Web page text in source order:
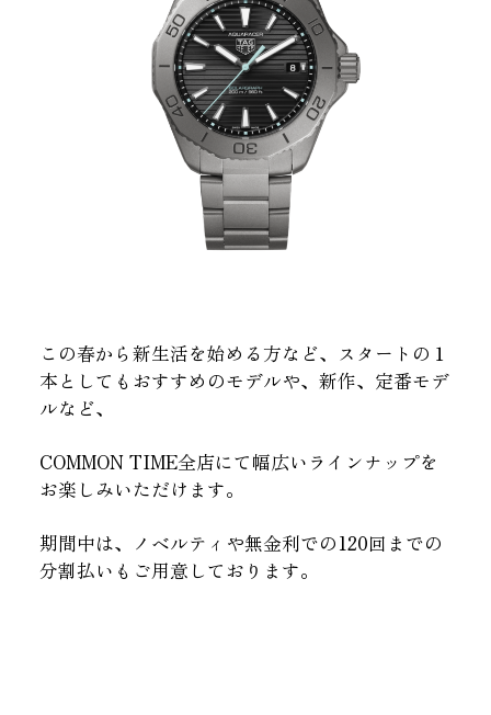
この春から新生活を始める方など、スタートの１
本としてもおすすめのモデルや、新作、定番モデ
ルなど、
COMMON TIME全店にて幅広いラインナップを
お楽しみいただけます。
期間中は、ノベルティや無金利での120回までの
分割払いもご用意しております。